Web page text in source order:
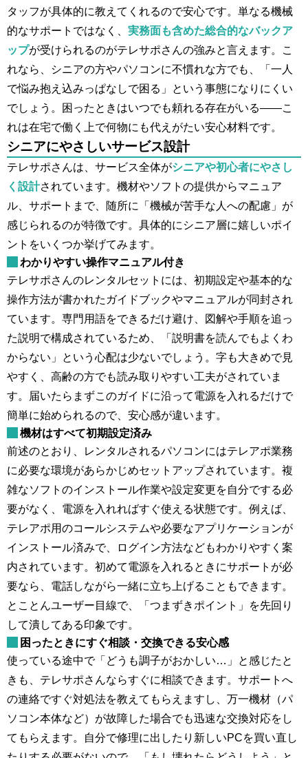
タッフが具体的に教えてくれるので安心です。単なる機械
的なサポートではなく、 実務面も含めた総合的なバックア
ップが受けられるのがテレサポさんの強みと言えます。こ
れなら、シニアの方やパソコンに不慣れな方でも、「一人
で悩み抱え込みっぱなしで困る」という事態になりにくい
でしょう。困ったときはいつでも頼れる存在がいる——こ
れは在宅で働く上で何物にも代えがたい安心材料です。
シニアにやさしいサービス設計
テレサポさんは、サービス全体がシニアや初心者にやさし
く設計されています。機材やソフトの提供からマニュア
ル、サポートまで、随所に「機械が苦手な人への配慮」が
感じられるのが特徴です。具体的にシニア層に嬉しいポイ
ントをいくつか挙げてみます。
わかりやすい操作マニュアル付き
テレサポさんのレンタルセットには、初期設定や基本的な
操作方法が書かれたガイドブックやマニュアルが同封され
ています。専門用語をできるだけ避け、図解や手順を追っ
た説明で構成されているため、「説明書を読んでもよくわ
からない」という心配は少ないでしょう。字も大きめで見
やすく、高齢の方でも読み取りやすい工夫がされていま
す。届いたらまずこのガイドに沿って電源を入れるだけで
簡単に始められるので、安心感が違います。
機材はすべて初期設定済み
前述のとおり、レンタルされるパソコンにはテレアポ業務
に必要な環境があらかじめセットアップされています。複
雑なソフトのインストール作業や設定変更を自分でする必
要がなく、電源を入れればすぐ使える状態です。例えば、
テレアポ用のコールシステムや必要なアプリケーションが
インストール済みで、ログイン方法などもわかりやすく案
内されています。初めて電源を入れるときにサポートが必
要なら、電話しながら一緒に立ち上げることもできます。
とことんユーザー目線で、「つまずきポイント」を先回り
して潰してある印象です。
困ったときにすぐ相談・交換できる安心感
使っている途中で「どうも調子がおかしい…」と感じたと
きも、テレサポさんならすぐに相談できます。サポートへ
の連絡ですぐ対処法を教えてもらえますし、万一機材（パ
ソコン本体など）が故障した場合でも迅速な交換対応をし
てもらえます。自分で修理に出したり新しいPCを買い直し